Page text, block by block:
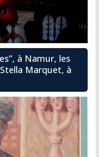
à Namur, les
Marquet, à